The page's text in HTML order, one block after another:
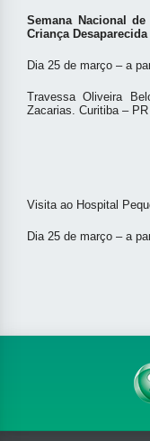
Semana Nacional
Criança Desaparecida
Dia 25 de março – a
Travessa Oliveira
Zacarias. Curitiba – PR
Visita ao Hospital
Dia 25 de março – a